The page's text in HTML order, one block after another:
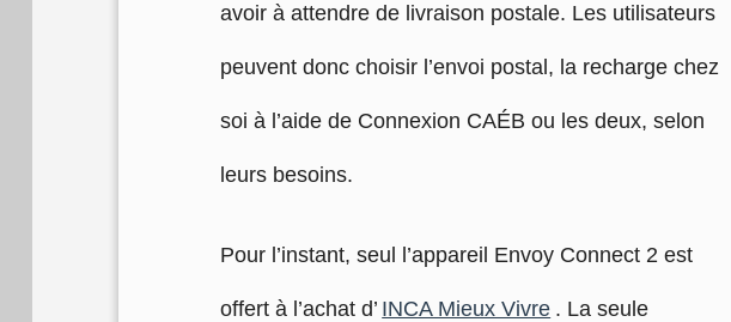
avoir à attendre de livraison postale. Les utilisateurs
peuvent donc choisir l’envoi postal, la recharge chez
soi à l’aide de Connexion CAÉB ou les deux, selon
leurs besoins.
Pour l’instant, seul l’appareil Envoy Connect 2 est
offert à l’achat d’ INCA Mieux Vivre . La seule